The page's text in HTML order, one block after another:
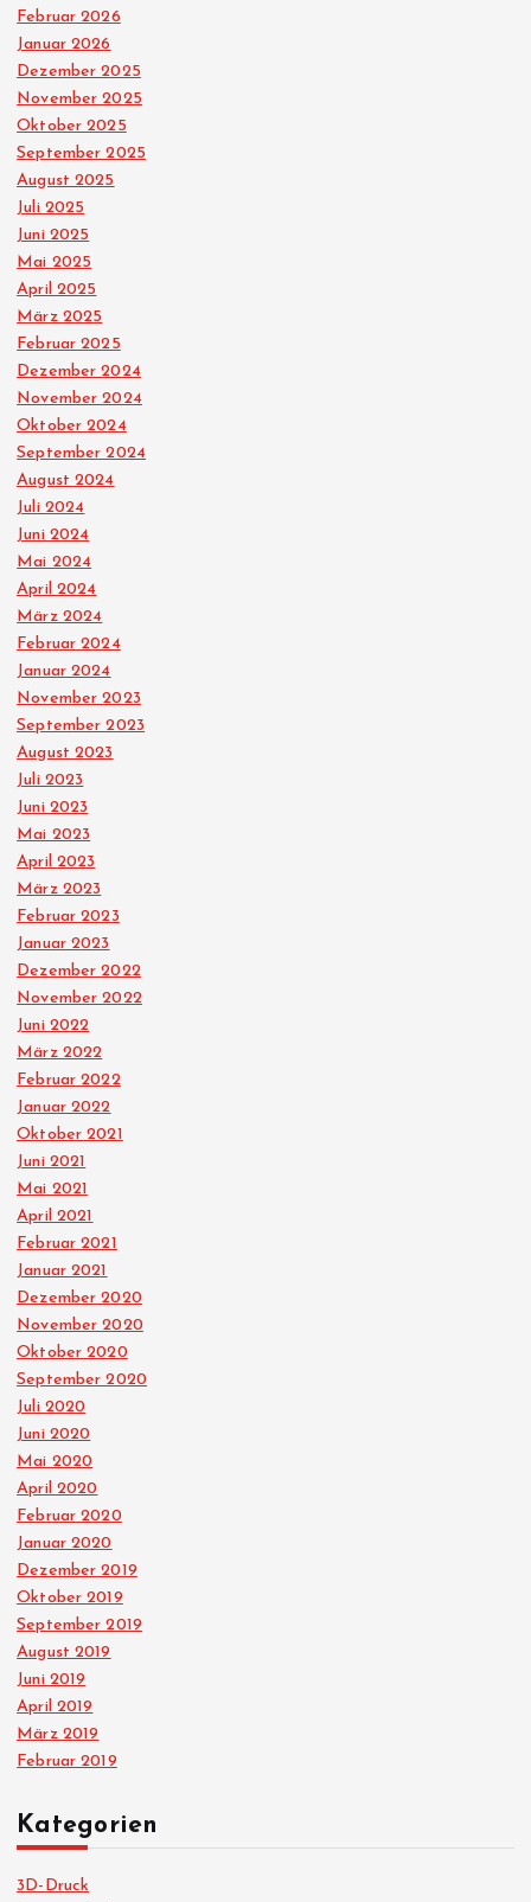
Februar 2026
Januar 2026
Dezember 2025
November 2025
Oktober 2025
September 2025
August 2025
Juli 2025
Juni 2025
Mai 2025
April 2025
März 2025
Februar 2025
Dezember 2024
November 2024
Oktober 2024
September 2024
August 2024
Juli 2024
Juni 2024
Mai 2024
April 2024
März 2024
Februar 2024
Januar 2024
November 2023
September 2023
August 2023
Juli 2023
Juni 2023
Mai 2023
April 2023
März 2023
Februar 2023
Januar 2023
Dezember 2022
November 2022
Juni 2022
März 2022
Februar 2022
Januar 2022
Oktober 2021
Juni 2021
Mai 2021
April 2021
Februar 2021
Januar 2021
Dezember 2020
November 2020
Oktober 2020
September 2020
Juli 2020
Juni 2020
Mai 2020
April 2020
Februar 2020
Januar 2020
Dezember 2019
Oktober 2019
September 2019
August 2019
Juni 2019
April 2019
März 2019
Februar 2019
Kategorien
3D-Druck